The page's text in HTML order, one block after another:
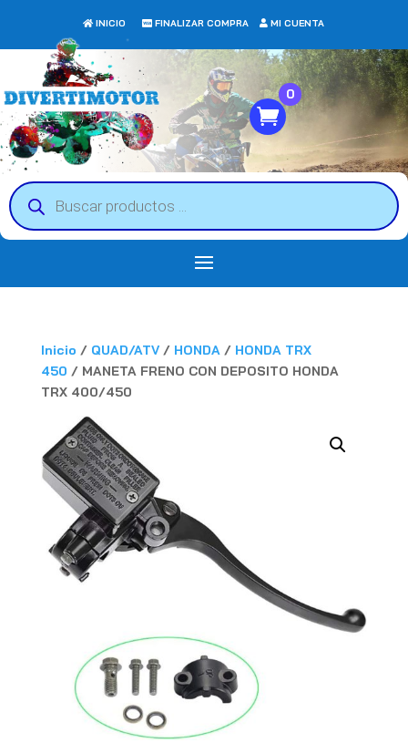
INICIO FINALIZAR COMPRA MI CUENTA
Búsqueda
de
productos
0
Inicio / QUAD/ATV/ HONDA/ HONDA TRX
450 / MANETA FRENO CON DEPOSITO HONDA
TRX 400/450